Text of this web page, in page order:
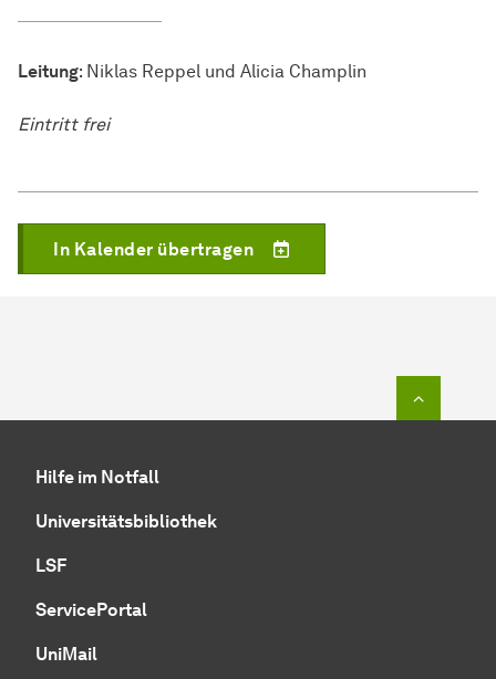
Leitung: Niklas Reppel und Alicia Champlin
Eintritt frei
In Kalender übertragen
Hilfe im Notfall
Universitätsbibliothek
LSF
ServicePortal
UniMail